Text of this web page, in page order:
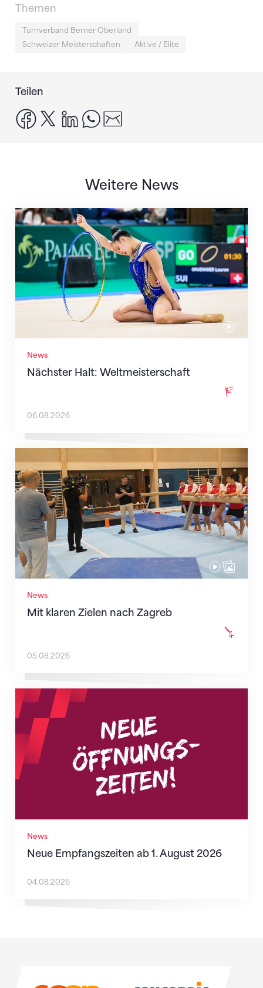
Themen
Turnverband Berner Oberland
Schweizer Meisterschaften
Aktive / Elite
Teilen
facebook
x linkedinwhatsapp
Weitere News
News
Nächster Halt: Weltmeisterschaft
Nächster Halt: Weltmeisterschaft
06.08.2026
News
Mit klaren Zielen nach Zagreb
Mit klaren Zielen nach Zagreb
05.08.2026
News
Neue Empfangszeiten ab 1. August 2026
Neue Empfangszeiten ab 1. August 2026
04.08.2026